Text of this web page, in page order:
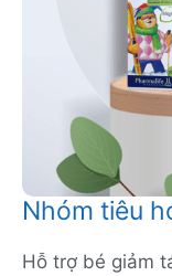
Nhóm tiêu
Hỗ trợ bé giảm